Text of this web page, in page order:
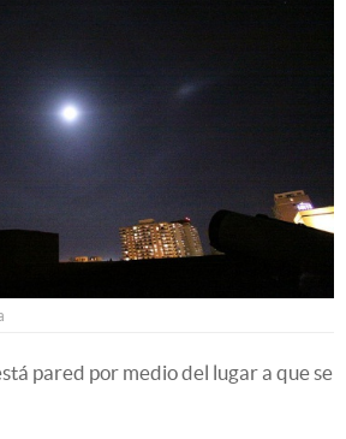
pared por medio del lugar a que se